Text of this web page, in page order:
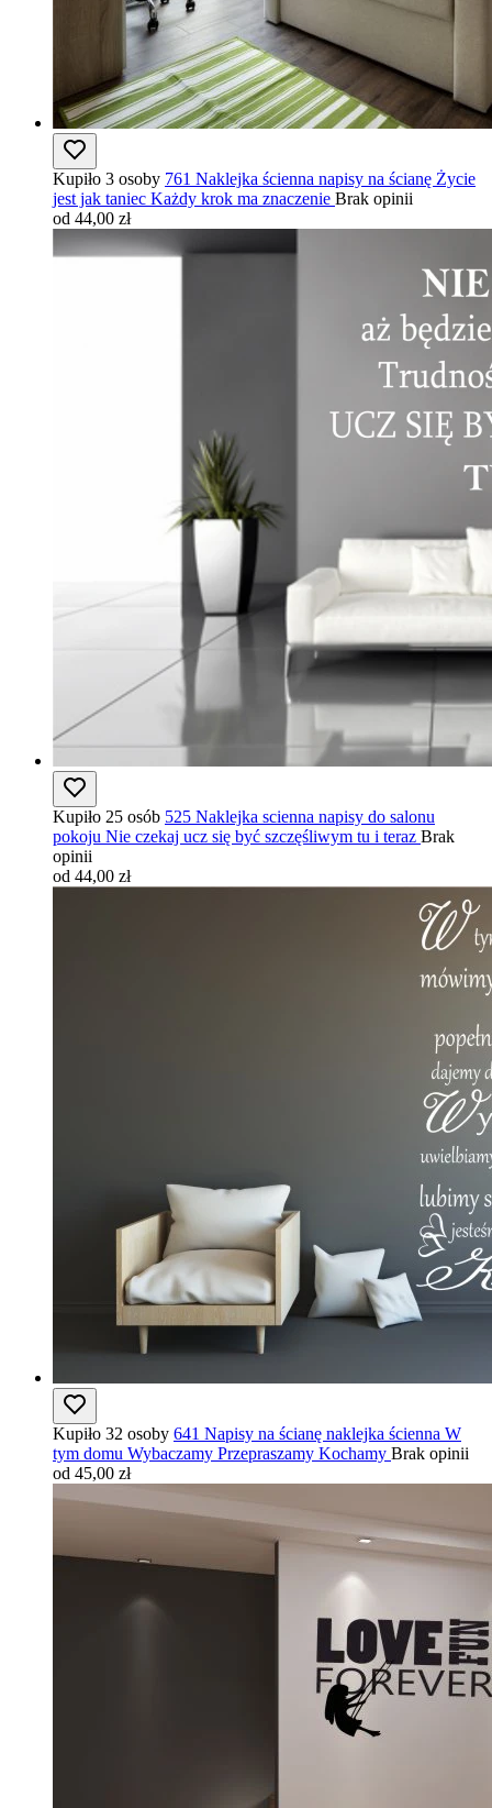
Kupiło 3 osoby 761 Naklejka ścienna napisy na ścianę Życie
jest jak taniec Każdy krok ma znaczenie Brak opinii
od 44,00 zł
Kupiło 25 osób 525 Naklejka scienna napisy do salonu
pokoju Nie czekaj ucz się być szczęśliwym tu i teraz Brak
opinii
od 44,00 zł
Kupiło 32 osoby 641 Napisy na ścianę naklejka ścienna W
tym domu Wybaczamy Przepraszamy Kochamy Brak opinii
od 45,00 zł